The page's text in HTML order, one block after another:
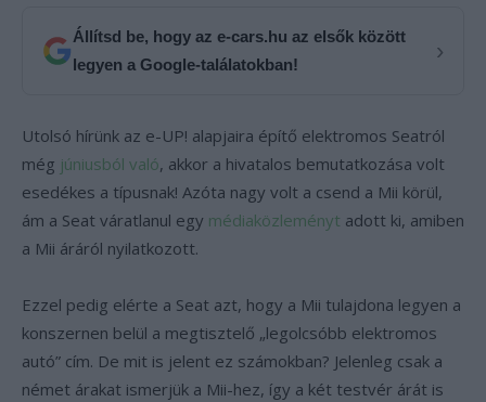
Állítsd be, hogy az e-cars.hu az elsők között
legyen a Google-találatokban!
›
Utolsó hírünk az e-UP! alapjaira építő elektromos Seatról
még júniusból való, akkor a hivatalos bemutatkozása volt
esedékes a típusnak! Azóta nagy volt a csend a Mii körül,
ám a Seat váratlanul egy médiaközleményt adott ki, amiben
a Mii áráról nyilatkozott.
Ezzel pedig elérte a Seat azt, hogy a Mii tulajdona legyen a
konszernen belül a megtisztelő „legolcsóbb elektromos
autó” cím. De mit is jelent ez számokban? Jelenleg csak a
német árakat ismerjük a Mii-hez, így a két testvér árát is